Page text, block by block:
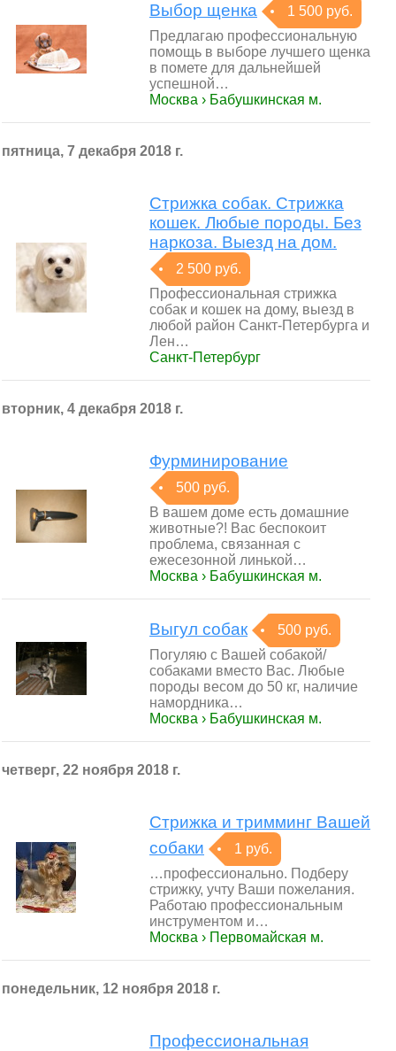
Выбор щенка
1 500 руб.
Предлагаю профессиональную
помощь в выборе лучшего щенка
в помете для дальнейшей
успешной…
Москва › Бабушкинская м.
пятница, 7 декабря 2018 г.
Стрижка собак. Стрижка
кошек. Любые породы. Без
наркоза. Выезд на дом.
2 500 руб.
Профессиональная стрижка
собак и кошек на дому, выезд в
любой район Санкт-Петербурга и
Лен…
Санкт-Петербург
вторник, 4 декабря 2018 г.
Фурминирование
500 руб.
В вашем доме есть домашние
животные?! Вас беспокоит
проблема, связанная с
ежесезонной линькой…
Москва › Бабушкинская м.
Выгул собак
500 руб.
Погуляю с Вашей собакой/
собаками вместо Вас. Любые
породы весом до 50 кг, наличие
намордника…
Москва › Бабушкинская м.
четверг, 22 ноября 2018 г.
Стрижка и тримминг Вашей
собаки
1 руб.
…профессионально. Подберу
стрижку, учту Ваши пожелания.
Работаю профессиональным
инструментом и…
Москва › Первомайская м.
понедельник, 12 ноября 2018 г.
Профессиональная